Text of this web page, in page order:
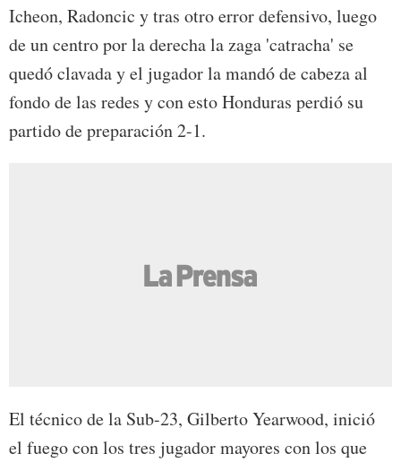
Icheon, Radoncic y tras otro error defensivo, luego
de un centro por la derecha la zaga 'catracha' se
quedó clavada y el jugador la mandó de cabeza al
fondo de las redes y con esto Honduras perdió su
partido de preparación 2-1.
El técnico de la Sub-23, Gilberto Yearwood, inició
el fuego con los tres jugador mayores con los que